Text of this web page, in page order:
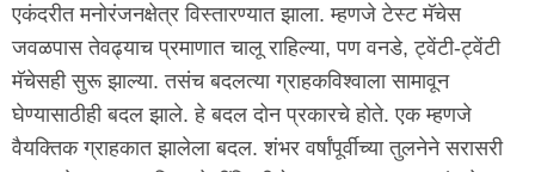
एकंदरीत मनोरंजनक्षेत्र विस्तारण्यात झाला. म्हणजे टेस्ट मॅचेस
जवळपास तेवढ्याच प्रमाणात चालू राहिल्या, पण वनडे, ट्वेंटी-ट्वेंटी
मॅचेसही सुरू झाल्या. तसंच बदलत्या ग्राहकविश्वाला सामावून
घेण्यासाठीही बदल झाले. हे बदल दोन प्रकारचे होते. एक म्हणजे
वैयक्तिक ग्राहकात झालेला बदल. शंभर वर्षांपूर्वीच्या तुलनेने सरासरी